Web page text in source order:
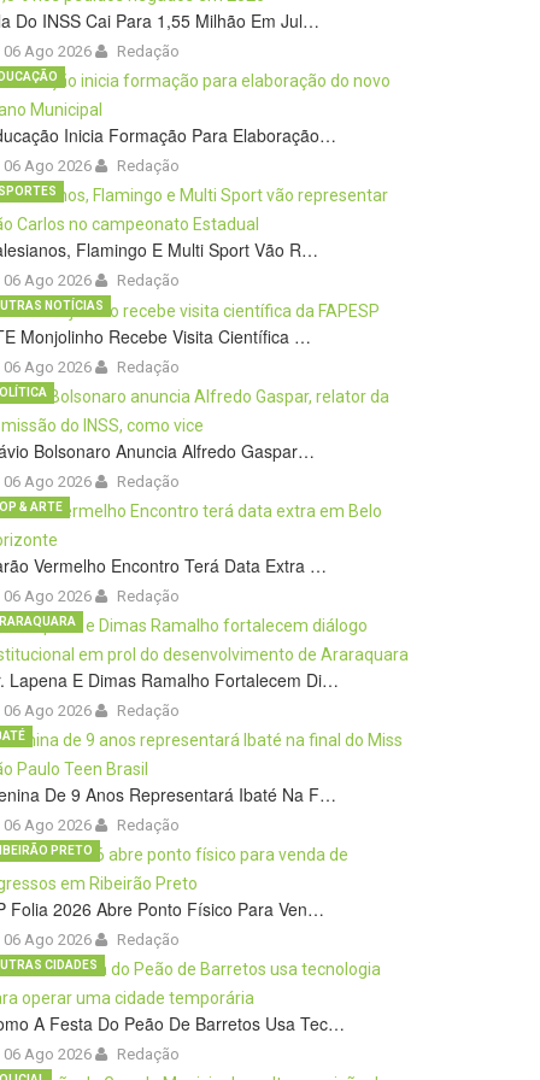
Do INSS Cai Para 1,55 Milhão Em Jul…
06 Ago 2026 Redação
Inicia Formação Para Elaboração…
06 Ago 2026 Redação
Flamingo E Multi Sport Vão R…
06 Ago 2026 Redação
Monjolinho Recebe Visita Científica …
06 Ago 2026
NOTÍCIAS
Redação
Bolsonaro Anuncia Alfredo Gaspar…
06 Ago 2026 Redação
Vermelho Encontro Terá Data Extra …
06 Ago 2026
& ARTE
Redação
Lapena E Dimas Ramalho Fortalecem Di…
06 Ago 2026 Redação
De 9 Anos Representará Ibaté Na F…
06 Ago 2026 Redação
Folia 2026 Abre Ponto Físico Para Ven…
06 Ago 2026
PRETO
Redação
A Festa Do Peão De Barretos Usa Tec…
06 Ago 2026
CIDADES
Redação